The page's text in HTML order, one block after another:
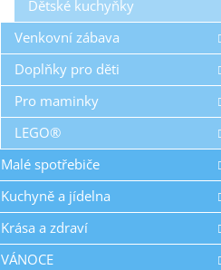
Dětské kuchyňky
Venkovní zábava
Doplňky pro děti
Pro maminky
LEGO®
Malé spotřebiče
Kuchyně a jídelna
Krása a zdraví
VÁNOCE